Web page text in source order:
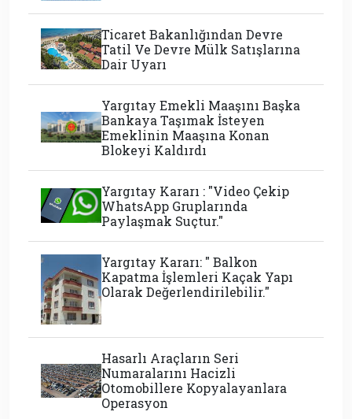
Ticaret Bakanlığından Devre
Tatil Ve Devre Mülk Satışlarına
Dair Uyarı
Yargıtay Emekli Maaşını Başka
Bankaya Taşımak İsteyen
Emeklinin Maaşına Konan
Blokeyi Kaldırdı
Yargıtay Kararı : "Video Çekip
WhatsApp Gruplarında
Paylaşmak Suçtur."
Yargıtay Kararı: " Balkon
Kapatma İşlemleri Kaçak Yapı
Olarak Değerlendirilebilir."
Hasarlı Araçların Seri
Numaralarını Hacizli
Otomobillere Kopyalayanlara
Operasyon